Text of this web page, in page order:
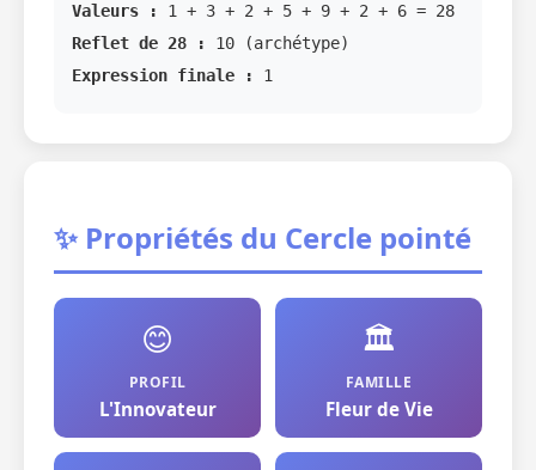
Valeurs :
1 + 3 + 2 + 5 + 9 + 2 + 6 = 28
Reflet de 28 :
10 (archétype)
Expression finale :
1
✨ Propriétés du Cercle pointé
😊
PROFIL
L'Innovateur
🏛️
FAMILLE
Fleur de Vie